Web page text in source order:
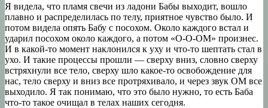
Я видела, что пламя свечи из ладони Бабы выходит, вошло
плавно и распределилась по телу, приятное чувство было. И
потом видела опять Бабу с посохом. Около каждого встал и
ударил посохом около каждого, а потом «О-О-ОМ» произнес.
И в какой-то момент наклонился к уху и что-то шептать стал в
ухо. И такие процессы прошли — сверху вниз, словно сверху
встряхнули все тело, сверху шло какое-то освобождение для
нас, тело сверху и вниз все протряхивало, и через звук ОМ все
выходило. Я так понимаю, что это было нужно, то есть Баба
что-то такое очищал в телах наших сегодня.